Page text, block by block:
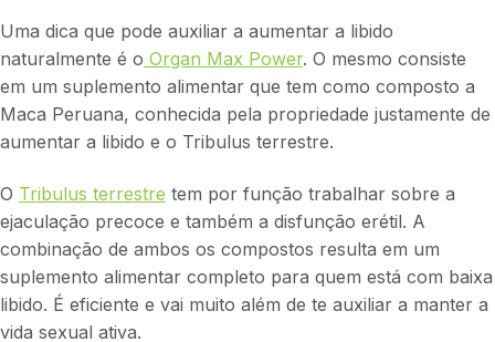
Uma dica que pode auxiliar a aumentar a libido
naturalmente é o Organ Max Power. O mesmo consiste
em um suplemento alimentar que tem como composto a
Maca Peruana, conhecida pela propriedade justamente de
aumentar a libido e o Tribulus terrestre.
O Tribulus terrestre tem por função trabalhar sobre a
ejaculação precoce e também a disfunção erétil. A
combinação de ambos os compostos resulta em um
suplemento alimentar completo para quem está com baixa
libido. É eficiente e vai muito além de te auxiliar a manter a
vida sexual ativa.